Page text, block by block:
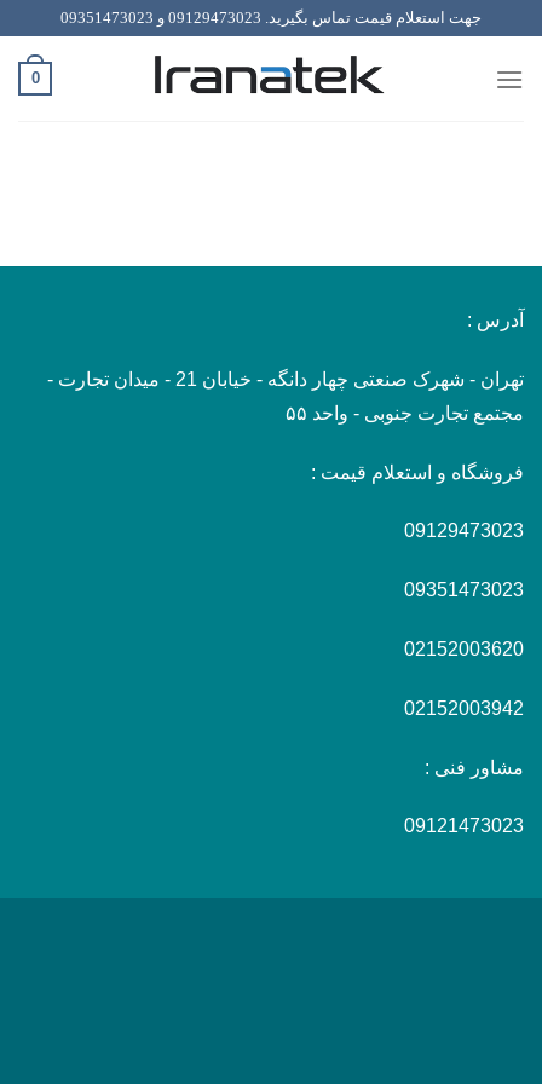
محتوا
جهت استعلام قیمت تماس بگیرید. 09129473023 و 09351473023
0
آدرس :
تهران - شهرک صنعتی چهار دانگه - خیابان 21 - میدان تجارت -
مجتمع تجارت جنوبی - واحد ۵۵
فروشگاه و استعلام قیمت :
09129473023
09351473023
02152003620
02152003942
مشاور فنی :
09121473023